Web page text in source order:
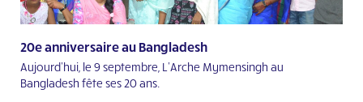
20e anniversaire au Bangladesh
Aujourd'hui, le 9 septembre, L’Arche Mymensingh au
Bangladesh fête ses 20 ans.